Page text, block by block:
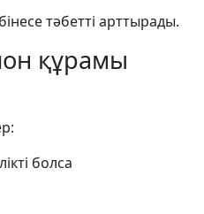
тәбетті арттырады.
құрамы
болса